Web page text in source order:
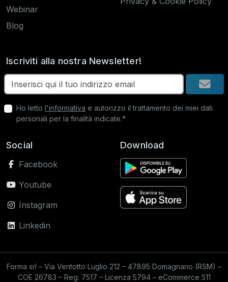
Webinar
Blog
Iscriviti alla nostra Newsletter!
Ho letto l'informativa e autorizzo il trattamento dei miei dati
personali per la finalità indicate.*
Social
Facebook
Youtube
Instagram
Linkedin
Download
Forma srl – Via Ventotto Luglio 212 – 47895 Domagnano (RSM) –
COE 26783 – Reg. 7517 – Licenza 5794 – eCommerce 511